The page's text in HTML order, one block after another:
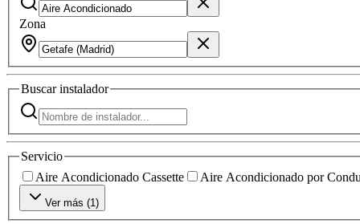
Zona
Buscarinstalador
Servicio
Aire Acondicionado Cassette
Aire Acondicionado por
Ver más (1)